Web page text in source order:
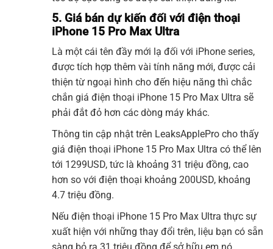
5. Giá bán dự kiến đối với điện thoại
iPhone 15 Pro Max Ultra
Là một cái tên đầy mới lạ đối với iPhone series,
được tích hợp thêm vài tính năng mới, được cải
thiện từ ngoại hình cho đến hiệu năng thì chắc
chắn giá điện thoại iPhone 15 Pro Max Ultra sẽ
phải đắt đỏ hơn các dòng máy khác.
Thông tin cập nhật trên LeaksApplePro cho thấy
giá điện thoại iPhone 15 Pro Max Ultra có thể lên
tới 1299USD, tức là khoảng 31 triệu đồng, cao
hơn so với điện thoại khoảng 200USD, khoảng
4.7 triệu đồng.
Nếu điện thoại iPhone 15 Pro Max Ultra thực sự
xuất hiện với những thay đổi trên, liệu bạn có sẵn